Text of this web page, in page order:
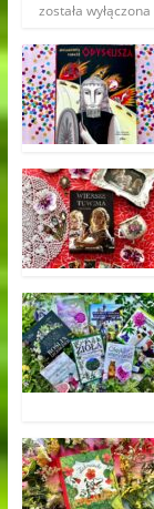
została wyłączona